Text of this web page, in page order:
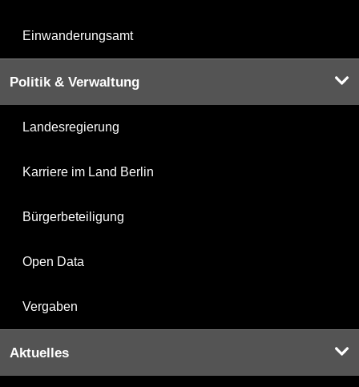
Einwanderungsamt
Politik & Verwaltung
Landesregierung
Karriere im Land Berlin
Bürgerbeteiligung
Open Data
Vergaben
Aktuelles